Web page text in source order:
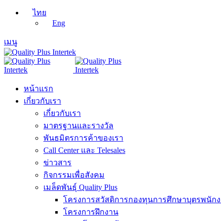
ไทย
Eng
เมนู
หน้าแรก
เกี่ยวกับเรา
เกี่ยวกับเรา
มาตรฐานและรางวัล
พันธมิตรการค้าของเรา
Call Center และ Telesales
ข่าวสาร
กิจกรรมเพื่อสังคม
เมล็ดพันธุ์ Quality Plus
โครงการสวัสดิการกองทุนการศึกษาบุตรพนัก
โครงการฝึกงาน